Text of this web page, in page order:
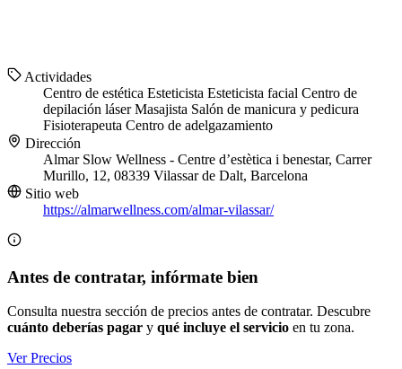
Actividades
Centro de estética Esteticista Esteticista facial Centro de
depilación láserMasajista Salón de manicura y pedicura
Fisioterapeuta Centro de adelgazamiento
Dirección
Almar Slow Wellness - Centre d’estètica i benestar, Carrer
Murillo, 12, 08339 Vilassar de Dalt, Barcelona
Sitio web
https://almarwellness.com/almar-vilassar/
Antes de contratar, infórmate bien
Consulta nuestra sección de precios antes de contratar. Descubre
cuánto deberías pagar y qué incluye el servicio en tu zona.
Ver Precios